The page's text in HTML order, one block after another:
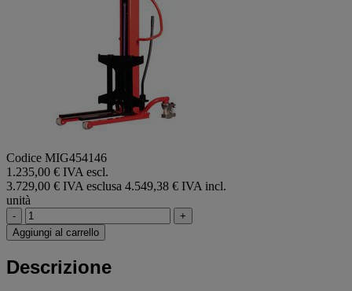
Codice MIG454146
1.235,00 € IVA escl.
3.729,00 € IVA esclusa 4.549,38 € IVA incl.
unità
-
+
Aggiungi al carrello
Descrizione